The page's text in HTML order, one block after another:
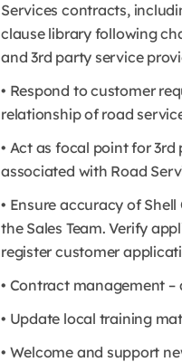
Services contracts,
clause library following
and 3rd party service
• Respond to customer
relationship of road
• Act as focal point for
associated with Road
• Ensure accuracy of
the Sales Team. Verify
register customer
• Contract management
• Update local training
• Welcome and support